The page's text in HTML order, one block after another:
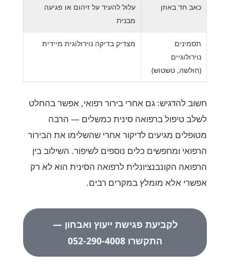
כאב חד באוזן
עלול להעיד על זיהום או פגיעה
מבנית
תסמינים
נוירולוגיים
(חולשה, טשטוש)
מצדיק בדיקה נוירולוגית מיידית
חשוב להדגיש: גם אחרי בירור רפואי, אפשר בהחלט
לשלב טיפול ברפואה סינית כמשלים — הרבה
מטופלים מגיעים לדיקור אחרי שהשלימו את הבירור
הרפואי ומחפשים כלים נוספים לשיפור. השילוב בין
הרפואה הקונבנציונלית לרפואה הסינית הוא לא רק
אפשרי אלא מומלץ במקרים רבים.
לקביעת פגישת ייעוץ ואבחון —
התקשרו 052-290-4008